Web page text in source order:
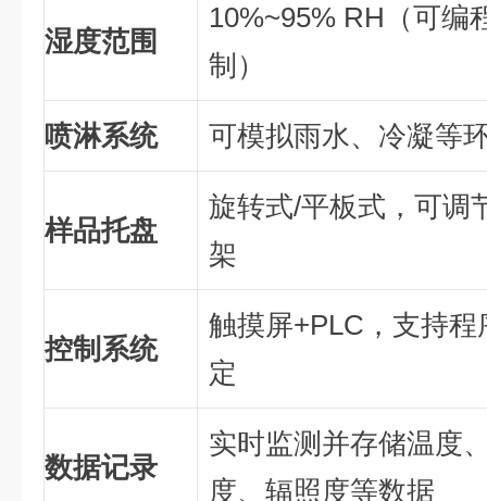
湿度范围
10%~95% RH（可编
制）
喷淋系统 可模拟雨水、冷凝等
样品托盘
旋转式/平板式，可调
架
控制系统
触摸屏+PLC，支持程
定
数据记录
实时监测并存储温度
度、辐照度等数据